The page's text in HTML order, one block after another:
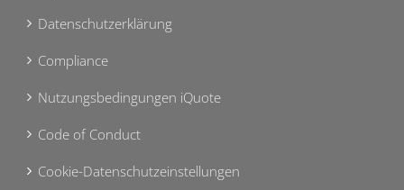
Datenschutzerklärung
Compliance
Nutzungsbedingungen iQuote
Code of Conduct
Cookie-Datenschutzeinstellungen